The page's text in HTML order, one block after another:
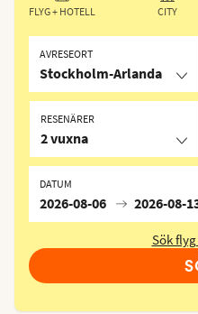
FLYG + HOTELL CITY
AVRESEORT
Stockholm-Arlanda
DATUM
2026-08-06 2026-08-
RESENÄRER
2 vuxna
Sök